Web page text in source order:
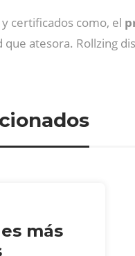
certificados como, el
atesora. Rollzing
más